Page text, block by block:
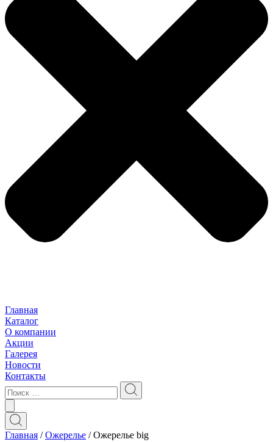
Главная
Каталог
О компании
Акции
Галерея
Новости
Контакты
Главная /Ожерелье / Ожерелье big